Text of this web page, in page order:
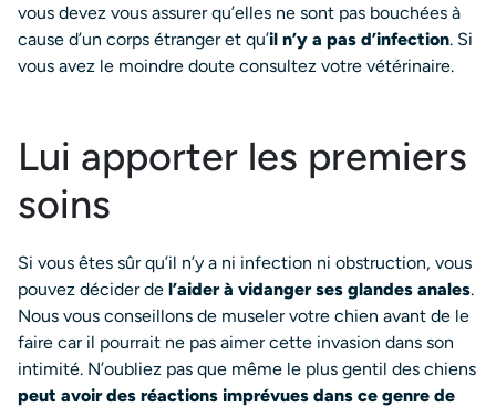
vous devez vous assurer qu’elles ne sont pas bouchées à
cause d’un corps étranger et qu’il n’y a pas d’infection. Si
vous avez le moindre doute consultez votre vétérinaire.
Lui apporter les premiers
soins
Si vous êtes sûr qu’il n’y a ni infection ni obstruction, vous
pouvez décider de l’aider à vidanger ses glandes anales.
Nous vous conseillons de museler votre chien avant de le
faire car il pourrait ne pas aimer cette invasion dans son
intimité. N’oubliez pas que même le plus gentil des chiens
peut avoir des réactions imprévues dans ce genre de